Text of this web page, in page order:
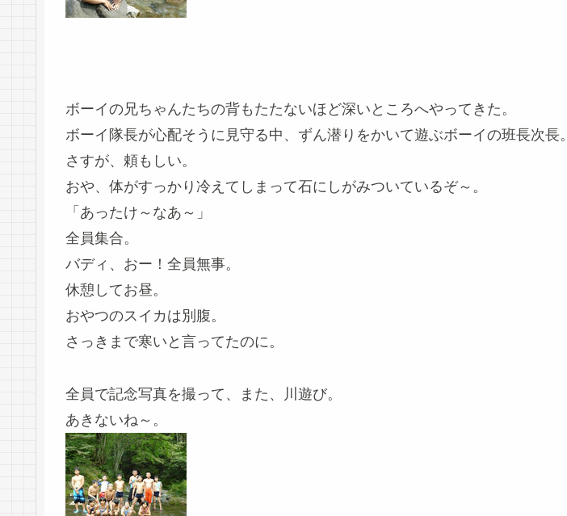
ボーイの兄ちゃんたちの背もたたないほど深いところへやってきた。
ボーイ隊長が心配そうに見守る中、ずん潜りをかいて遊ぶボーイの班長次長。
さすが、頼もしい。
おや、体がすっかり冷えてしまって石にしがみついているぞ～。
「あったけ～なあ～」
全員集合。
バディ、おー！全員無事。
休憩してお昼。
おやつのスイカは別腹。
さっきまで寒いと言ってたのに。
全員で記念写真を撮って、また、川遊び。
あきないね～。